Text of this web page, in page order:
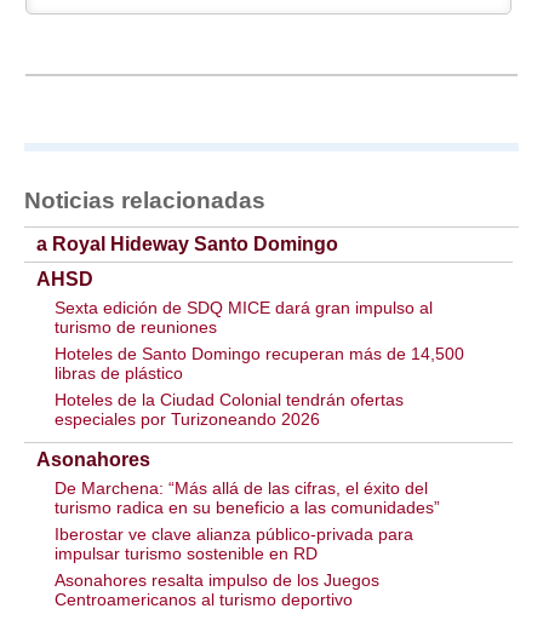
Noticias relacionadas
a Royal Hideway Santo Domingo
AHSD
Sexta edición de SDQ MICE dará gran impulso al
turismo de reuniones
Hoteles de Santo Domingo recuperan más de 14,500
libras de plástico
Hoteles de la Ciudad Colonial tendrán ofertas
especiales por Turizoneando 2026
Asonahores
De Marchena: “Más allá de las cifras, el éxito del
turismo radica en su beneficio a las comunidades”
Iberostar ve clave alianza público-privada para
impulsar turismo sostenible en RD
Asonahores resalta impulso de los Juegos
Centroamericanos al turismo deportivo